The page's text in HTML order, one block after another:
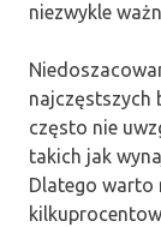
niezwykle
najczęstszych
często nie
takich jak
Dlatego warto